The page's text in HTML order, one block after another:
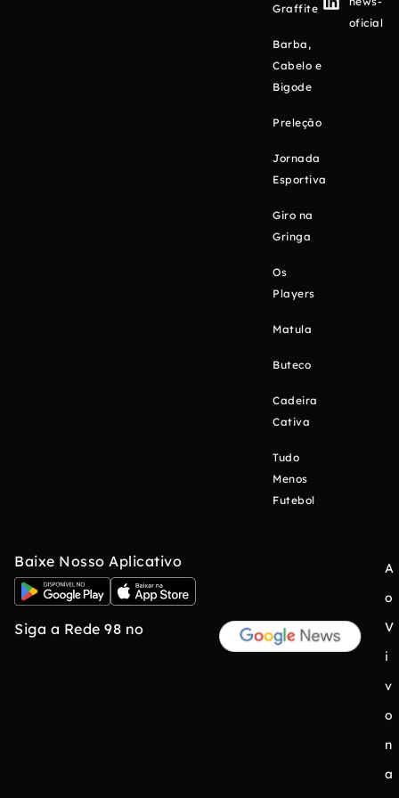
Graffite
Barba,
Cabelo e
Bigode
Preleção
Jornada
Esportiva
Giro na
Gringa
Os
Players
Matula
Buteco
Cadeira
Cativa
Tudo
Menos
Futebol
oficial
Baixe Nosso Aplicativo
Siga a Rede 98 no
A
o
V
i
v
o
n
a